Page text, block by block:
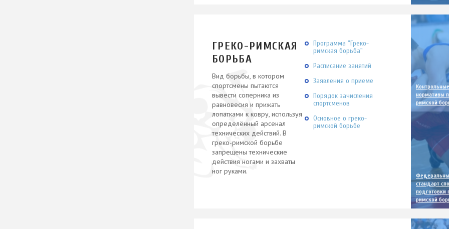
ГРЕКО-РИМСКАЯ
БОРЬБА
Вид борьбы, в котором
спортсмены пытаются
вывести соперника из
равновесия и прижать
лопатками к ковру, используя
определённый арсенал
технических действий. В
греко-римской борьбе
запрещены технические
действия ногами и захваты
ног руками.
Программа "Греко-
римская борьба"
Расписание занятий
Заявления о приеме
Порядок зачисления
спортсменов
Основное о греко-
римской борьбе
Контрольные
нормативы
римской
стандарт
подготовки
римской